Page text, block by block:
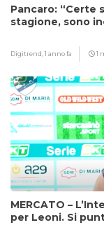
Pancaro: “Certe
stagione, sono
Digitrend,1 anno fa 1
MERCATO –
per Leoni. Si